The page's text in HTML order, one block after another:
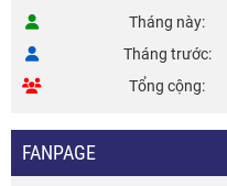
Tháng này
Tháng trước
Tổng cộng
FANPAGE